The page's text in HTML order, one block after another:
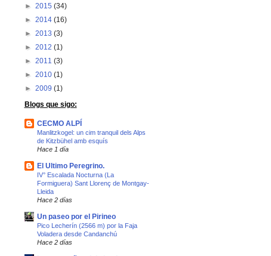
► 2015 (34)
► 2014 (16)
► 2013 (3)
► 2012 (1)
► 2011 (3)
► 2010 (1)
► 2009 (1)
Blogs que sigo:
CECMO ALPÍ
Manlitzkogel: un cim tranquil dels Alps
de Kitzbühel amb esquís
Hace 1 día
El Ultimo Peregrino.
IV° Escalada Nocturna (La
Formiguera) Sant Llorenç de Montgay-
Lleida
Hace 2 días
Un paseo por el Pirineo
Pico Lecherín (2566 m) por la Faja
Voladera desde Candanchú
Hace 2 días